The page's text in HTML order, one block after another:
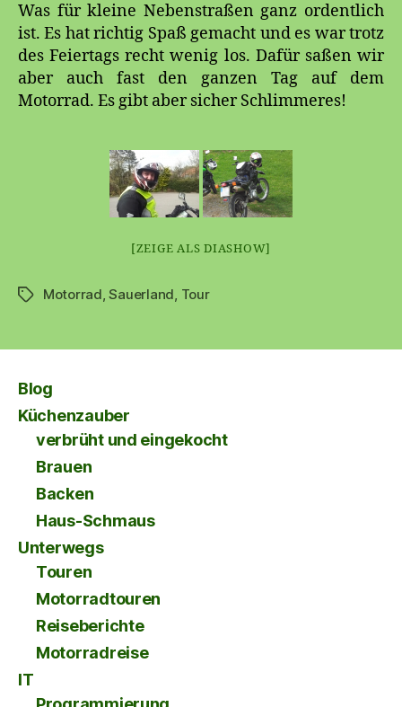
Was für kleine Nebenstraßen ganz ordentlich
ist. Es hat richtig Spaß gemacht und es war trotz
des Feiertags recht wenig los. Dafür saßen wir
aber auch fast den ganzen Tag auf dem
Motorrad. Es gibt aber sicher Schlimmeres!
[ZEIGE ALS DIASHOW]
Schlagwörter
Motorrad,Sauerland, Tour
Blog
Küchenzauber
verbrüht und eingekocht
Brauen
Backen
Haus-Schmaus
Unterwegs
Touren
Motorradtouren
Reiseberichte
Motorradreise
IT